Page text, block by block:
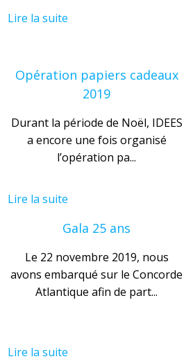
Lire la suite
Opération papiers cadeaux
2019
Durant la période de Noël, IDEES
a encore une fois organisé
l’opération pa...
Lire la suite
Gala 25 ans
Le 22 novembre 2019, nous
avons embarqué sur le Concorde
Atlantique afin de part...
Lire la suite